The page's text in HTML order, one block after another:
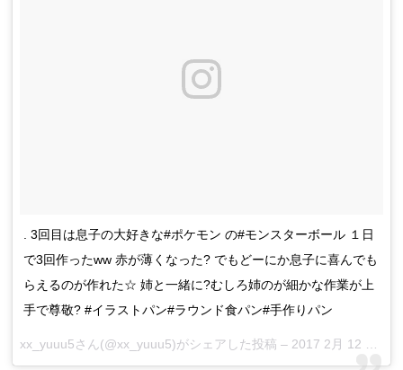
. 3回目は息子の大好きな#ポケモン の#モンスターボール １日
で3回作ったww 赤が薄くなった? でもどーにか息子に喜んでも
らえるのが作れた☆ 姉と一緒に?むしろ姉のが細かな作業が上
手で尊敬? #イラストパン#ラウンド食パン#手作りパン
xx_yuuu5さん(@xx_yuuu5)がシェアした投稿 – 2017 2月 12 6:16午前 PST